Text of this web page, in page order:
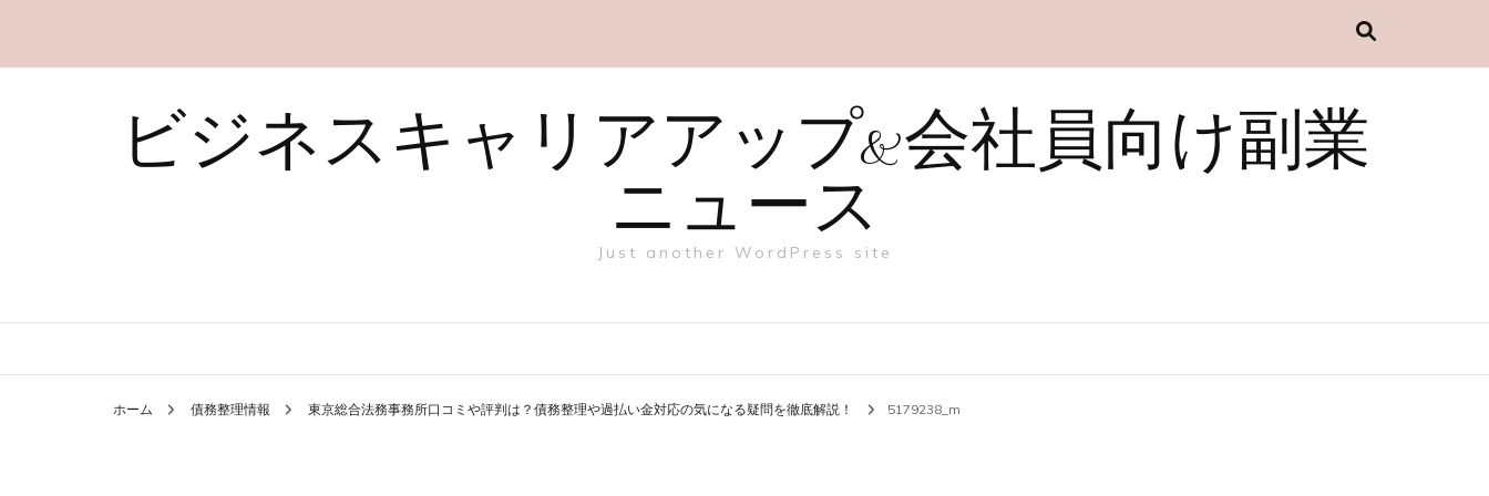
ビジネスキャリアアップ&会社員向け副業
ニュース
Just another WordPress site
ホーム 債務整理情報 東京総合法務事務所口コミや評判は？債務整理や過払い金対応の気になる疑問を徹底解説！ 5179238_m